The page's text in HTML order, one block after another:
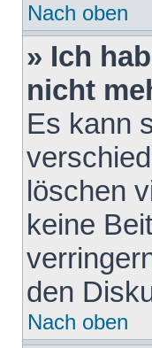
Nach oben
» Ich
nicht
Es kann
löschen
keine
den
Nach oben